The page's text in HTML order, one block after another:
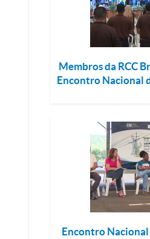
Membros da RCC
Encontro Nacional
Encontro Nacional